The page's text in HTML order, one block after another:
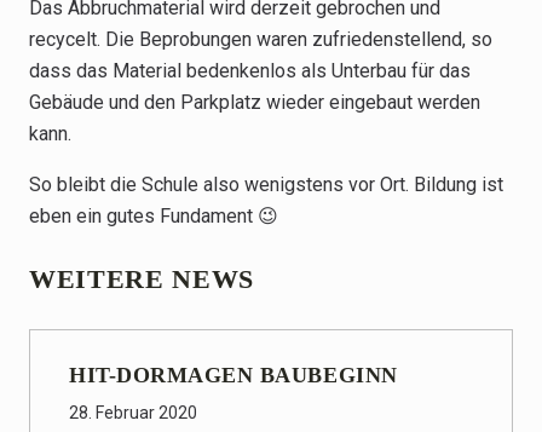
Das Abbruchmaterial wird derzeit gebrochen und
recycelt. Die Beprobungen waren zufriedenstellend, so
dass das Material bedenkenlos als Unterbau für das
Gebäude und den Parkplatz wieder eingebaut werden
kann.
So bleibt die Schule also wenigstens vor Ort. Bildung ist
eben ein gutes Fundament 😉
WEITERE NEWS
HIT-DORMAGEN BAUBEGINN
28. Februar 2020